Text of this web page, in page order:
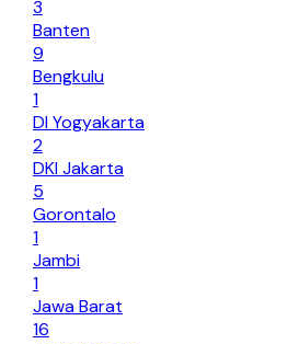
3
Banten
9
Bengkulu
1
DI Yogyakarta
2
DKI Jakarta
5
Gorontalo
1
Jambi
1
Jawa Barat
16